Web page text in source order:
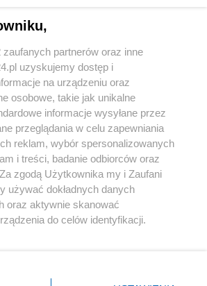
Instagram Youtube
partnerów oraz inne
uzyskujemy dostęp i
na urządzeniu oraz
osobowe, takie jak unikalne
informacje wysyłane przez
przeglądania w celu zapewniania
reklam, wybór spersonalizowanych
i treści, badanie odbiorców oraz
zgodą Użytkownika my i Zaufani
używać dokładnych danych
oraz aktywnie skanować
do celów identyfikacji.
przycisk ustawień prywatności